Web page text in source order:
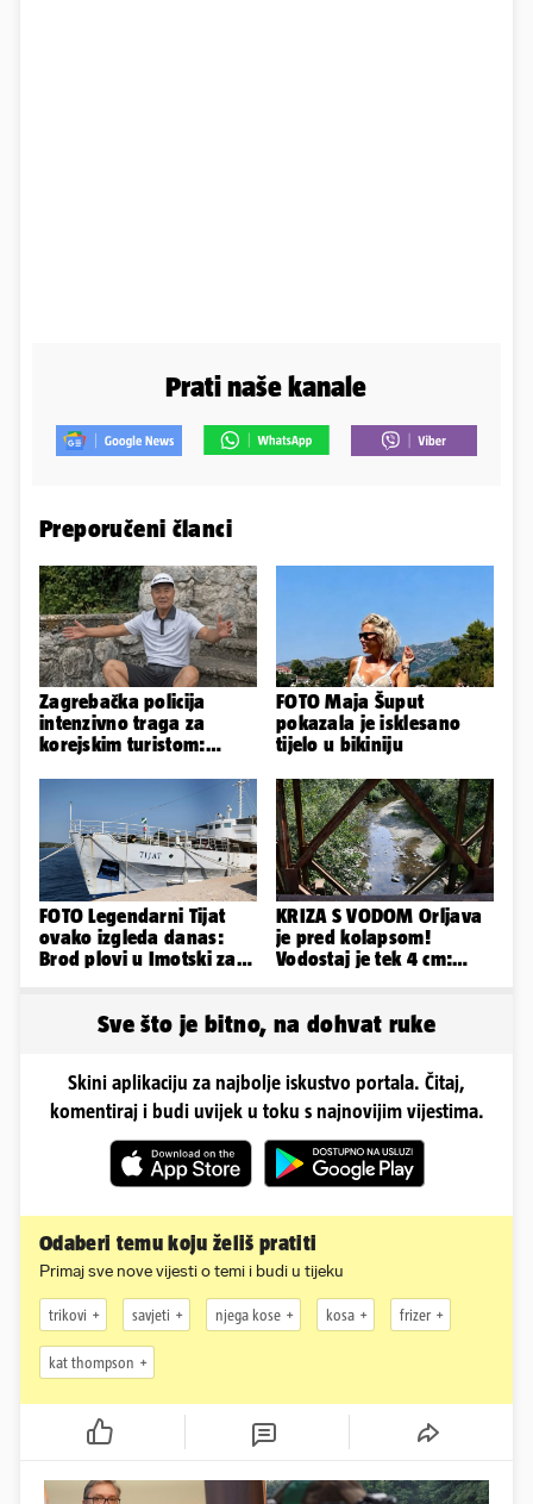
Prati naše kanale
Preporučeni članci
Zagrebačka policija
intenzivno traga za
korejskim turistom:
FOTO Maja Šuput
pokazala je isklesano
tijelo u bikiniju
FOTO Legendarni Tijat
ovako izgleda danas:
Brod plovi u Imotski za
KRIZA S VODOM Orljava
je pred kolapsom!
Vodostaj je tek 4 cm:
Sve što je bitno, na dohvat ruke
Skini aplikaciju za najbolje iskustvo portala. Čitaj,
komentiraj i budi uvijek u toku s najnovijim vijestima.
Odaberi temu koju želiš pratiti
Primaj sve nove vijesti o temi i budi u tijeku
trikovi savjeti njega kose kosa frizer
kat thompson